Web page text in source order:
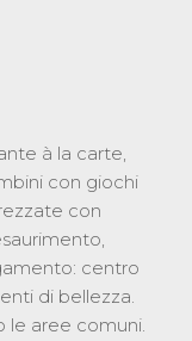
à la carte,
con giochi
con
centro
di bellezza.
le aree comuni.